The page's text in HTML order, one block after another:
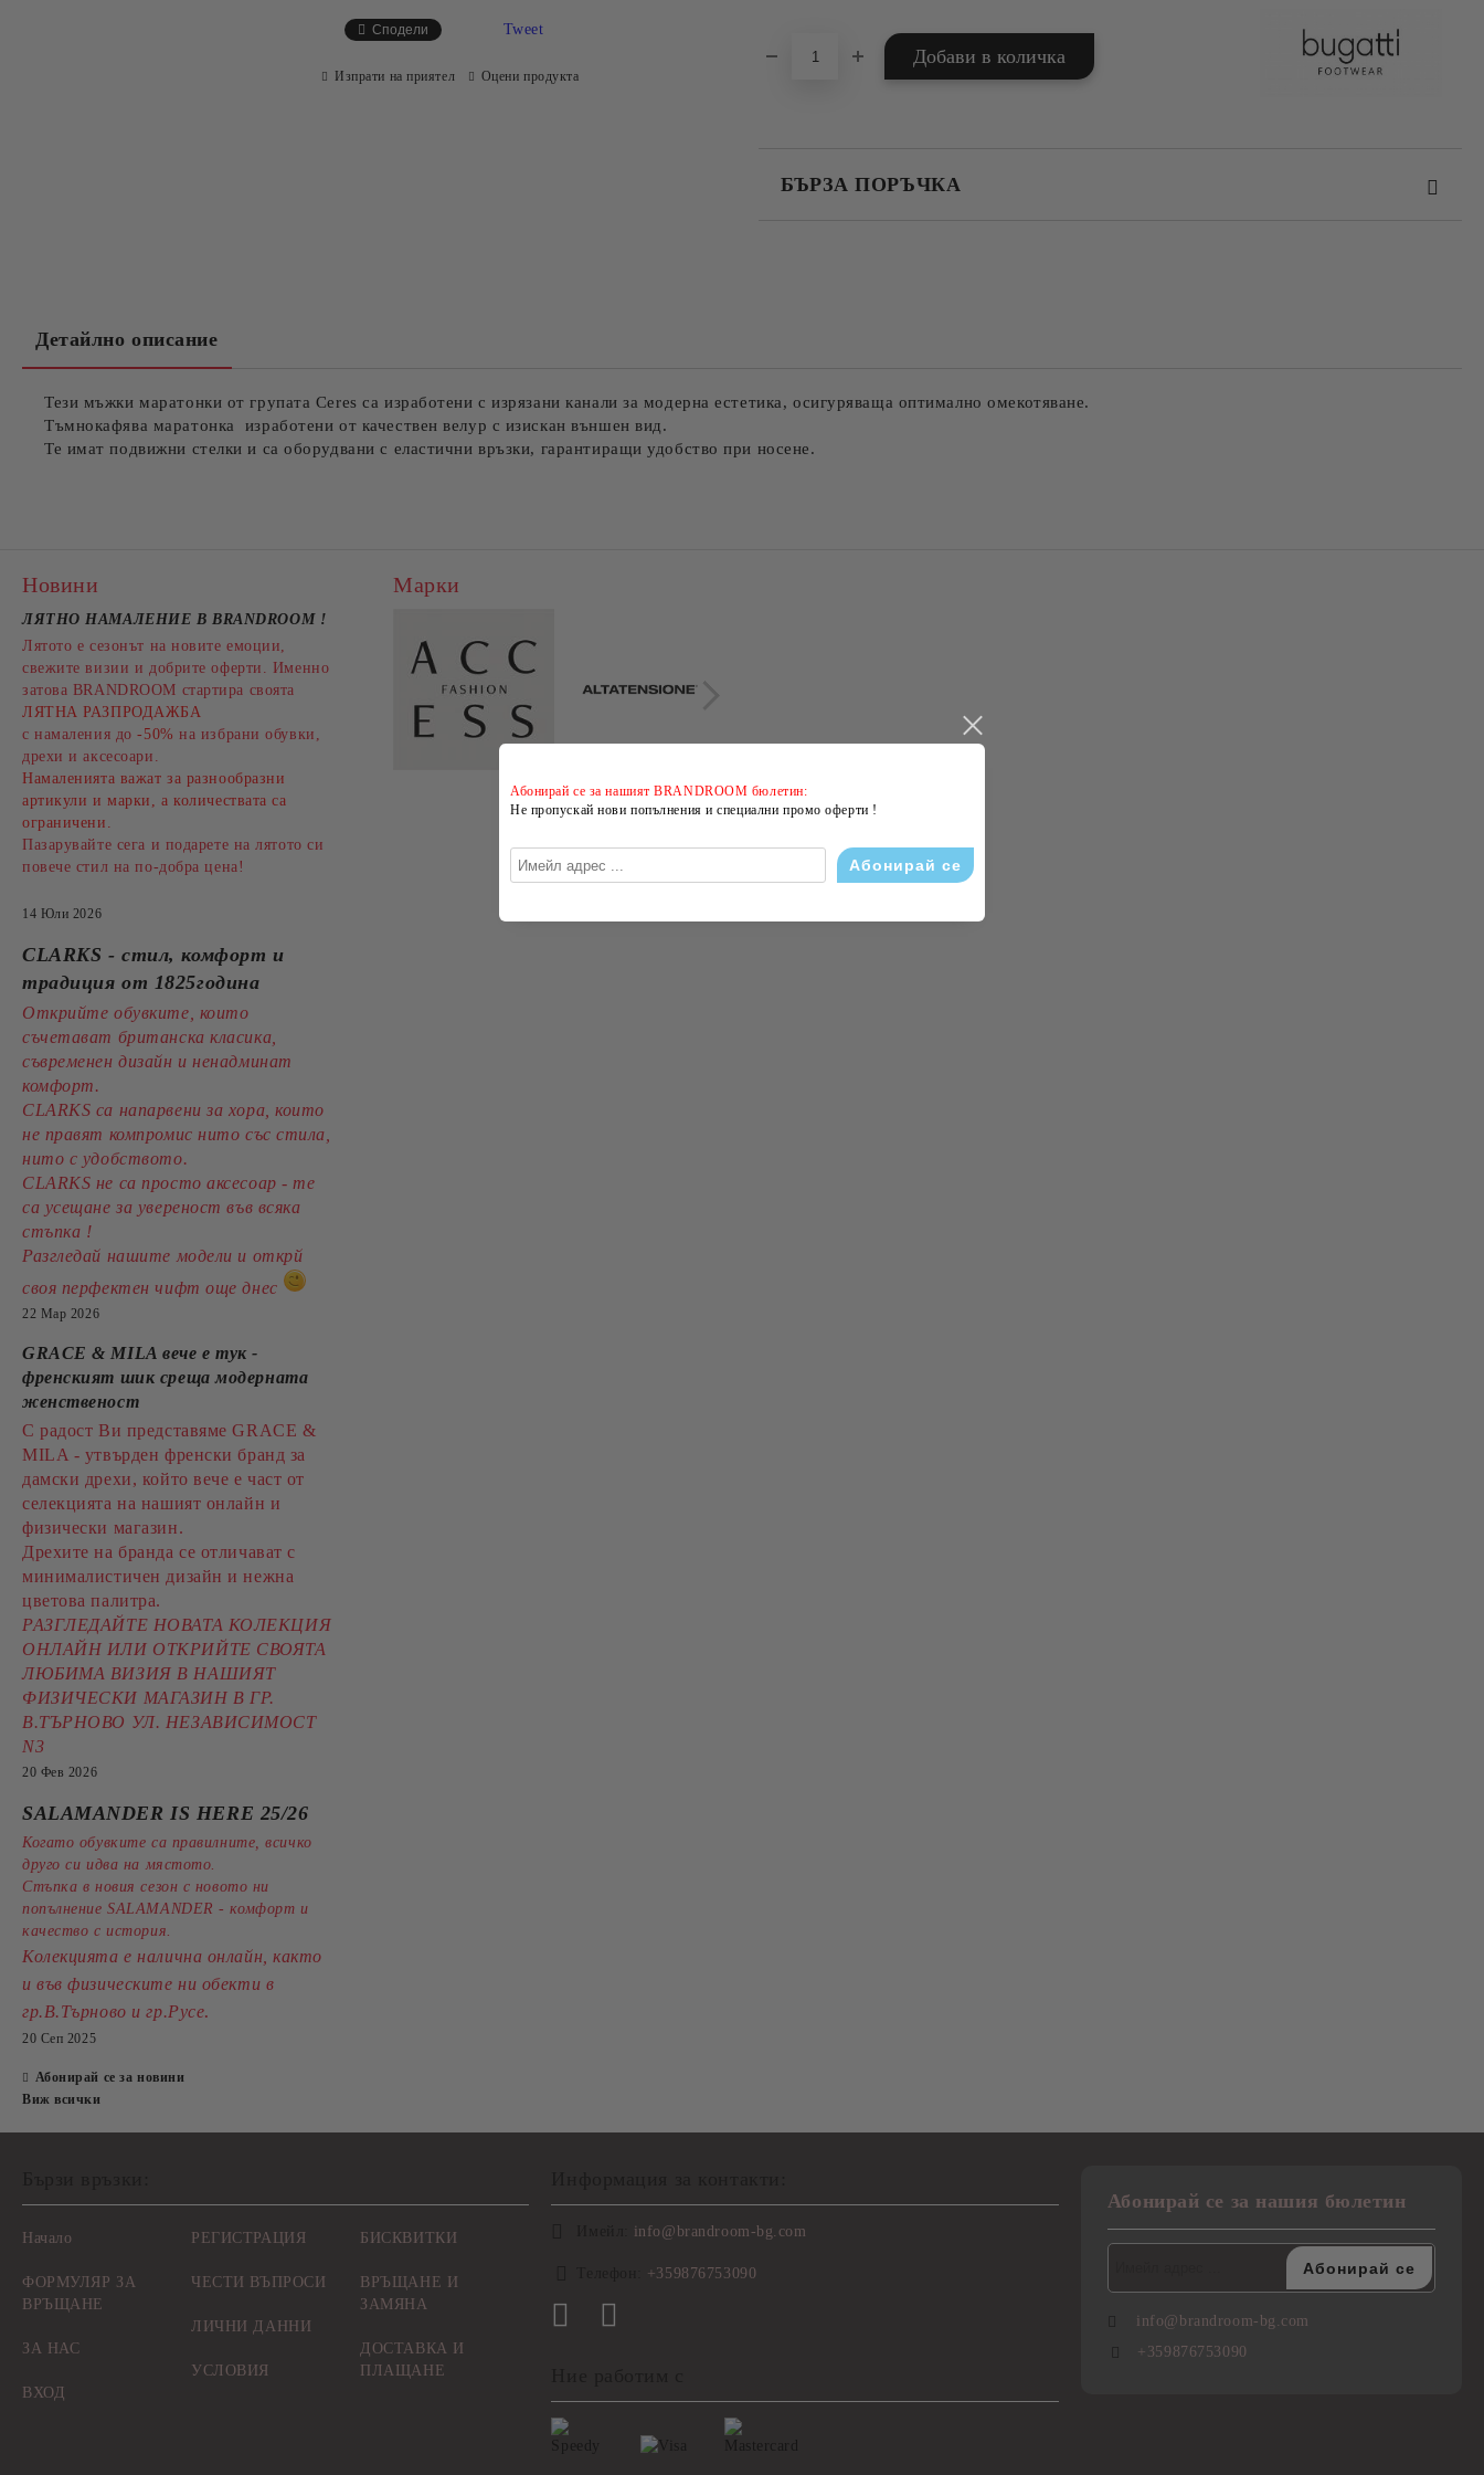
БЪРЗА ПОРЪЧКА
Сподели Tweet
Изпрати на приятел Оцени продукта
Детайлно описание
Тези мъжки маратонки от групата Ceres са изработени с изрязани канали за модерна естетика, осигуряваща оптимално омекотяване.
Тъмнокафява маратонка изработени от качествен велур с изискан външен вид.
Те имат подвижни стелки и са оборудвани с еластични връзки, гарантиращи удобство при носене.
Новини
ЛЯТНО НАМАЛЕНИЕ В BRANDROOM !
Лятото е сезонът на новите емоции,
свежите визии и добрите оферти. Именно
затова BRANDROOM стартира своята
ЛЯТНА РАЗПРОДАЖБА
с намаления до -50% на избрани обувки,
дрехи и аксесоари.
Намаленията важат за разнообразни
артикули и марки, а количествата са
ограничени.
Пазарувайте сега и подарете на лятото си
повече стил на по-добра цена!
14 Юли 2026
CLARKS - стил, комфорт и
традиция от 1825година
Открийте обувките, които
съчетават британска класика,
съвременен дизайн и ненадминат
комфорт.
CLARKS са напарвени за хора, които
не правят компромис нито със стила,
нито с удобството.
CLARKS не са просто аксесоар - те
са усещане за увереност във всяка
стъпка !
Разгледай нашите модели и открй
своя перфектен чифт още днес
22 Мар 2026
GRACE & MILA вече е тук -
френският шик среща модерната
женственост
С радост Ви представяме GRACE &
MILA - утвърден френски бранд за
дамски дрехи, който вече е част от
селекцията на нашият онлайн и
физически магазин.
Дрехите на бранда се отличават с
минималистичен дизайн и нежна
цветова палитра.
РАЗГЛЕДАЙТЕ НОВАТА КОЛЕКЦИЯ
ОНЛАЙН ИЛИ ОТКРИЙТЕ СВОЯТА
ЛЮБИМА ВИЗИЯ В НАШИЯТ
ФИЗИЧЕСКИ МАГАЗИН В ГР.
В.ТЪРНОВО УЛ. НЕЗАВИСИМОСТ
N3
20 Фев 2026
SALAMANDER IS HERE 25/26
Когато обувките са правилните, всичко
друго си идва на мястото.
Стъпка в новия сезон с новото ни
попълнение SALAMANDER - комфорт и
качество с история.
Колекцията е налична онлайн, както
и във физическите ни обекти в
гр.В.Търново и гр.Русе.
20 Сеп 2025
Абонирай се за новини
Виж всички
Марки
Начало
ФОРМУЛЯР ЗА
ВРЪЩАНЕ
ЗА НАС
ВХОД
РЕГИСТРАЦИЯ
ЧЕСТИ ВЪПРОСИ
ЛИЧНИ ДАННИ
УСЛОВИЯ
БИСКВИТКИ
ВРЪЩАНЕ И
ЗАМЯНА
ДОСТАВКА И
ПЛАЩАНЕ
info@brandroom-bg.com
+359876753090
Абонирай се за нашия бюлетин
info@brandroom-bg.com
+359876753090
Абонирай се за нашият BRANDROOM бюлетин:
Не пропускай нови попълнения и специални промо оферти !